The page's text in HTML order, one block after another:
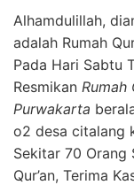
Alhamdulillah,
adalah Rumah
Pada Hari Sabtu
Resmikan Rumah
Purwakarta
o2 desa citalang
Sekitar 70 Orang
Qur’an, Terima